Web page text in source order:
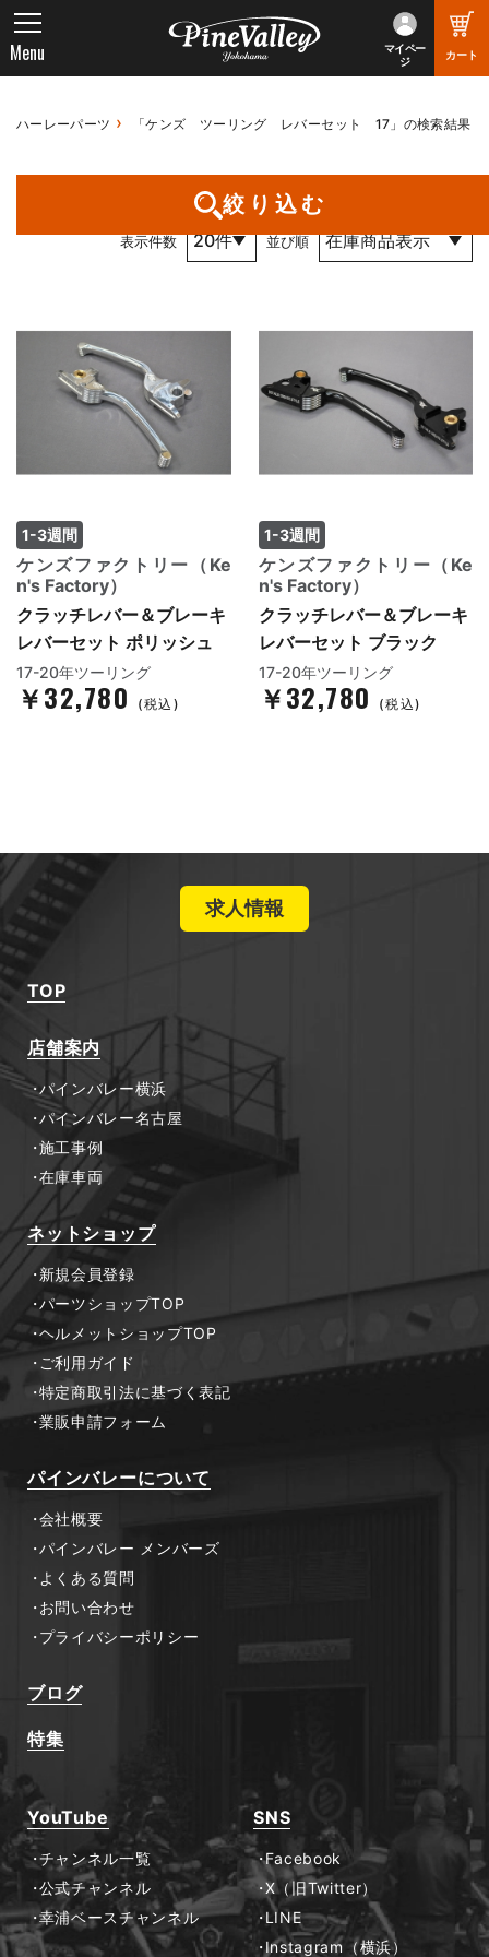
マイペー
ジ
カート
Menu
ハーレーパーツ 「ケンズ ツーリング レバーセット 17」の検索結果
絞り込む
1件～2件 （全2件） 1 / 1 ページ
表示件数 並び順
1-3週間
ケンズファクトリー（Ke
n's Factory）
クラッチレバー＆ブレーキ
レバーセット ポリッシュ
17-20年ツーリング
￥32,780 (税込)
1-3週間
ケンズファクトリー（Ke
n's Factory）
クラッチレバー＆ブレーキ
レバーセット ブラック
17-20年ツーリング
￥32,780 (税込)
求人情報
TOP
店舗案内
パインバレー横浜
パインバレー名古屋
施工事例
在庫車両
ネットショップ
新規会員登録
パーツショップTOP
ヘルメットショップTOP
ご利用ガイド
特定商取引法に基づく表記
業販申請フォーム
パインバレーについて
会社概要
パインバレー メンバーズ
よくある質問
お問い合わせ
プライバシーポリシー
ブログ
特集
YouTube
チャンネル一覧
公式チャンネル
幸浦ベースチャンネル
SNS
Facebook
X（旧Twitter）
LINE
Instagram（横浜）